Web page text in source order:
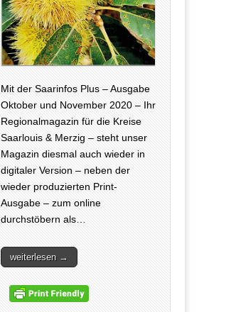
Mit der Saarinfos Plus – Ausgabe
Oktober und November 2020 – Ihr
Regionalmagazin für die Kreise
Saarlouis & Merzig – steht unser
Magazin diesmal auch wieder in
digitaler Version – neben der
wieder produzierten Print-
Ausgabe – zum online
durchstöbern als…
weiterlesen →